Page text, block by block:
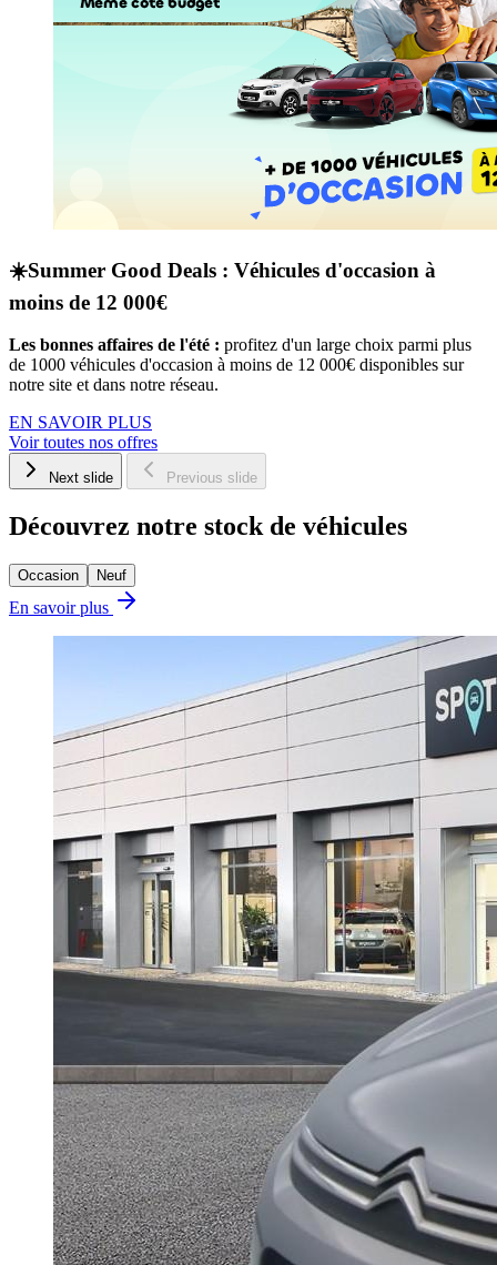
☀️Summer Good Deals : Véhicules d'occasion à
moins de 12 000€
Les bonnes affaires de l'été : profitez d'un large choix parmi plus
de 1000 véhicules d'occasion à moins de 12 000€ disponibles sur
notre site et dans notre réseau.
EN SAVOIR PLUS
Voir toutes nos offres
Next slide Previous slide
Découvrez notre stock de véhicules
Occasion Neuf
En savoir plus